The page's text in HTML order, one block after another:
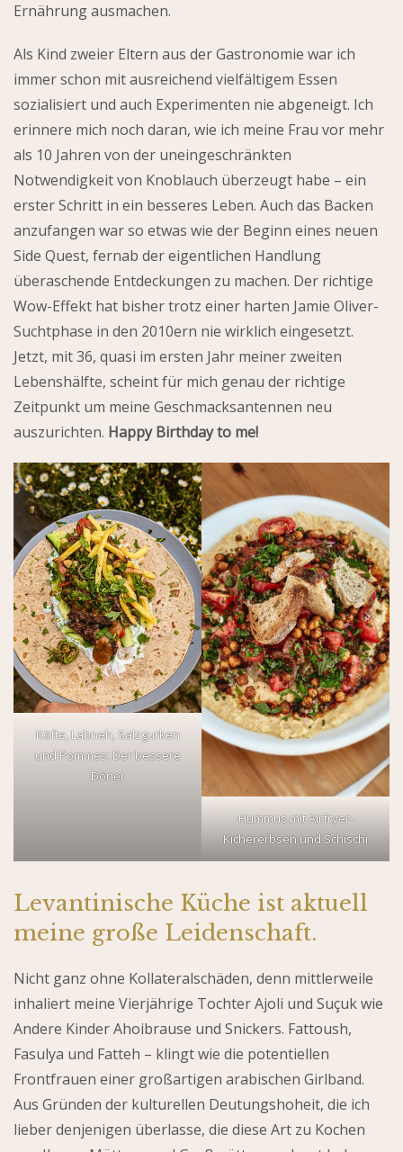
Ernährung ausmachen.
Als Kind zweier Eltern aus der Gastronomie war ich
immer schon mit ausreichend vielfältigem Essen
sozialisiert und auch Experimenten nie abgeneigt. Ich
erinnere mich noch daran, wie ich meine Frau vor mehr
als 10 Jahren von der uneingeschränkten
Notwendigkeit von Knoblauch überzeugt habe – ein
erster Schritt in ein besseres Leben. Auch das Backen
anzufangen war so etwas wie der Beginn eines neuen
Side Quest, fernab der eigentlichen Handlung
überaschende Entdeckungen zu machen. Der richtige
Wow-Effekt hat bisher trotz einer harten Jamie Oliver-
Suchtphase in den 2010ern nie wirklich eingesetzt.
Jetzt, mit 36, quasi im ersten Jahr meiner zweiten
Lebenshälfte, scheint für mich genau der richtige
Zeitpunkt um meine Geschmacksantennen neu
auszurichten. Happy Birthday to me!
Köfte, Labneh, Salzgurken
und Pommes: Der bessere
Döner
Hummus mit Airfryer-
Kichererbsen und Schischi
Levantinische Küche ist aktuell
meine große Leidenschaft.
Nicht ganz ohne Kollateralschäden, denn mittlerweile
inhaliert meine Vierjährige Tochter Ajoli und Suçuk wie
Andere Kinder Ahoibrause und Snickers. Fattoush,
Fasulya und Fatteh – klingt wie die potentiellen
Frontfrauen einer großartigen arabischen Girlband.
Aus Gründen der kulturellen Deutungshoheit, die ich
lieber denjenigen überlasse, die diese Art zu Kochen